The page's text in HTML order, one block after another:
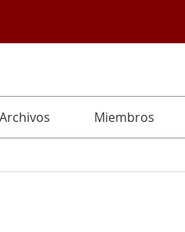
Archivos Miembros